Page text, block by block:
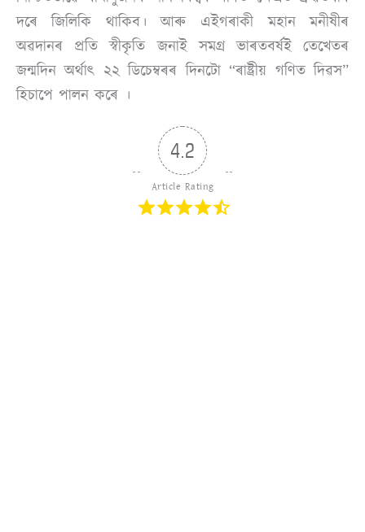
দৰে জিলিকি থাকিব। আৰু এইগৰাকী মহান মনীষীৰ
অৱদানৰ প্ৰতি স্বীকৃতি জনাই সমগ্র ভাৰতবৰ্ষই তেখেতৰ
জন্মদিন অৰ্থাৎ ২২ ডিচেম্বৰৰ দিনটো “ৰাষ্ট্ৰীয় গণিত দিৱস”
হিচাপে পালন কৰে ।
4.2
Article Rating